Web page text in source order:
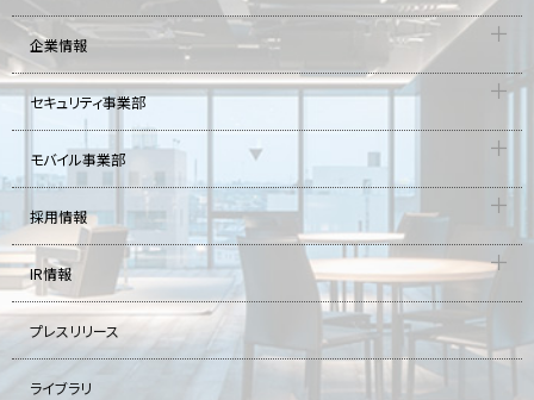
企業情報
セキュリティ事業部
モバイル事業部
採用情報
IR情報
プレスリリース
ライブラリ